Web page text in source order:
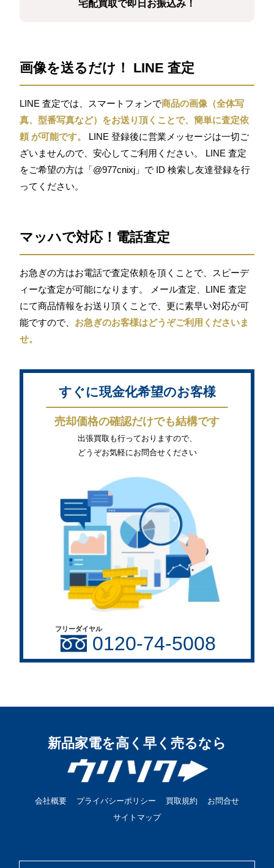
宅配買取で即日お振込み！
画像を送るだけ！ LINE 査定
LINE 査定では、スマートフォンで商品の画像（全体写
真、型番写真など）をお送り頂くことで、簡単に査定依
頼 が可能です。
LINE 登録後に営業メッセージは一切ご
ざいませんので、安心してご利用ください。 LINE 査定
をご希望の方は「@977cnixj」で ID 検索し友達登録を行
ってください。
マッハで対応！電話査定
お急ぎの方はお電話で査定依頼を頂くことで、スピーデ
ィーな査定が可能になります。 メール査定、LINE 査定
にて商品情報をお送り頂くことで、更に素早い対応が可
能ですので、 お急ぎのお客様はどうぞご利用くださいま
せ。
すぐに現金化希望のお客様
売却価格の確認だけでも結構です
出張買取も行っておりますので、
どうぞお気軽にお問合せください
フリーダイヤル
0120-74-5008
新品家電を高く早く売るなら
会社概要 プライバシーポリシー 買取規約
お問合せ
サイトマップ